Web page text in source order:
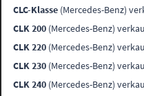
CLC-Klasse (Mercedes-Benz)
CLK 200 (Mercedes-Benz)
CLK 220 (Mercedes-Benz)
CLK 230 (Mercedes-Benz)
CLK 240 (Mercedes-Benz)